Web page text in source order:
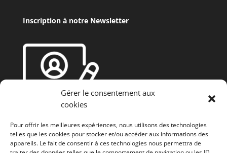
Gérer le consentement aux
cookies
Pour offrir les meilleures expériences, nous utilisons des technologies
telles que les cookies pour stocker et/ou accéder aux informations des
appareils. Le fait de consentir à ces technologies nous permettra de
Inscription à notre Newsletter